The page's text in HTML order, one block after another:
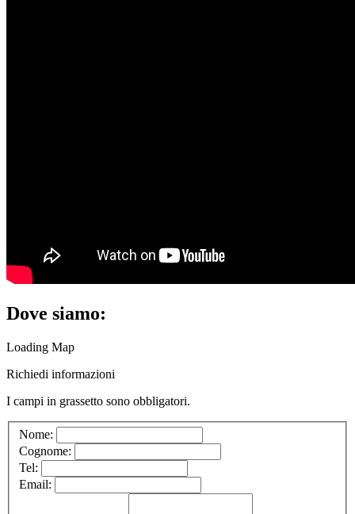
Dove siamo:
Loading Map
Richiedi informazioni
I campi in grassetto sono obbligatori.
Nome:
Cognome:
Tel:
Email: